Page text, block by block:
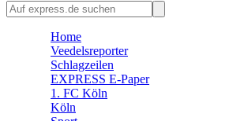
Home
Veedelsreporter
Schlagzeilen
EXPRESS E-Paper
1. FC Köln
Köln